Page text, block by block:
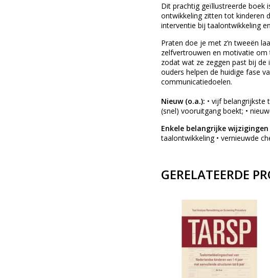
Dit prachtig geïllustreerde boek
ontwikkeling zitten tot kinderen
interventie bij taalontwikkeling
Praten doe je met z’n tweeën
zelfvertrouwen en motivatie om
zodat wat ze zeggen past bij de
ouders helpen de huidige fase
communicatiedoelen.
Nieuw (o.a.): • vijf belangrijkste
(snel) vooruitgang boekt; •
Enkele belangrijke
taalontwikkeling • vernieuwde
GERELATEERDE